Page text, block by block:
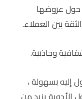
حول عروضها
بين العملاء.
وجاذبية.
إليه بسهولة ،